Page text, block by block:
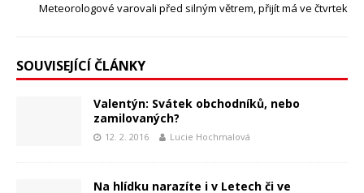
Meteorologové varovali před silným větrem, přijít má ve čtvrtek
SOUVISEJÍCÍ ČLÁNKY
Valentýn: Svátek obchodníků, nebo
zamilovaných?
12. 2. 2016 Lucie Hochmalová
Na hlídku narazíte i v Letech či ve